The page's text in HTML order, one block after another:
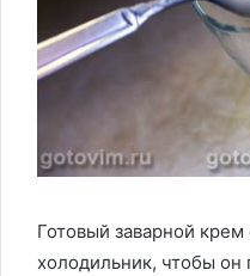
Готовый заварной
холодильник, чтобы